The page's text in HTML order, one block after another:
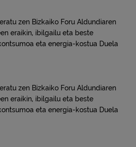
zen Bizkaiko Foru Aldundiaren
eraikin, ibilgailu eta beste
eta energia-kostua Duela
zen Bizkaiko Foru Aldundiaren
eraikin, ibilgailu eta beste
eta energia-kostua Duela